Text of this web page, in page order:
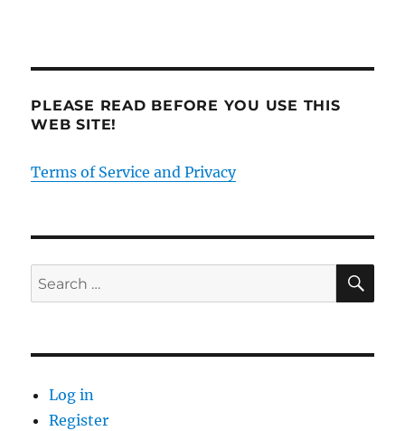
PLEASE READ BEFORE YOU USE THIS
WEB SITE!
Terms of Service and Privacy
Search
for:
Log in
Register